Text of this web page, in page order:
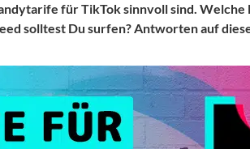
für TikTok sinnvoll sind. Welche
solltest Du surfen? Antworten auf